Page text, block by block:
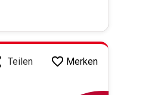
Teilen Merken